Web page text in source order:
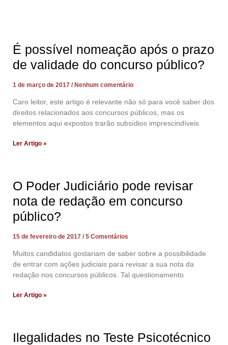
É possível nomeação após o prazo
de validade do concurso público?
1 de março de 2017 Nenhum comentário
Caro leitor, este artigo é relevante não só para você saber dos
direitos relacionados aos concursos públicos, mas os
elementos aqui expostos trarão subsídios imprescindíveis
Ler Artigo »
O Poder Judiciário pode revisar
nota de redação em concurso
público?
15 de fevereiro de 2017 5 Comentários
Muitos candidatos gostariam de saber sobre a possibilidade
de entrar com ações judiciais para revisar a sua nota da
redação nos concursos públicos. Tal questionamento
Ler Artigo »
Ilegalidades no Teste Psicotécnico